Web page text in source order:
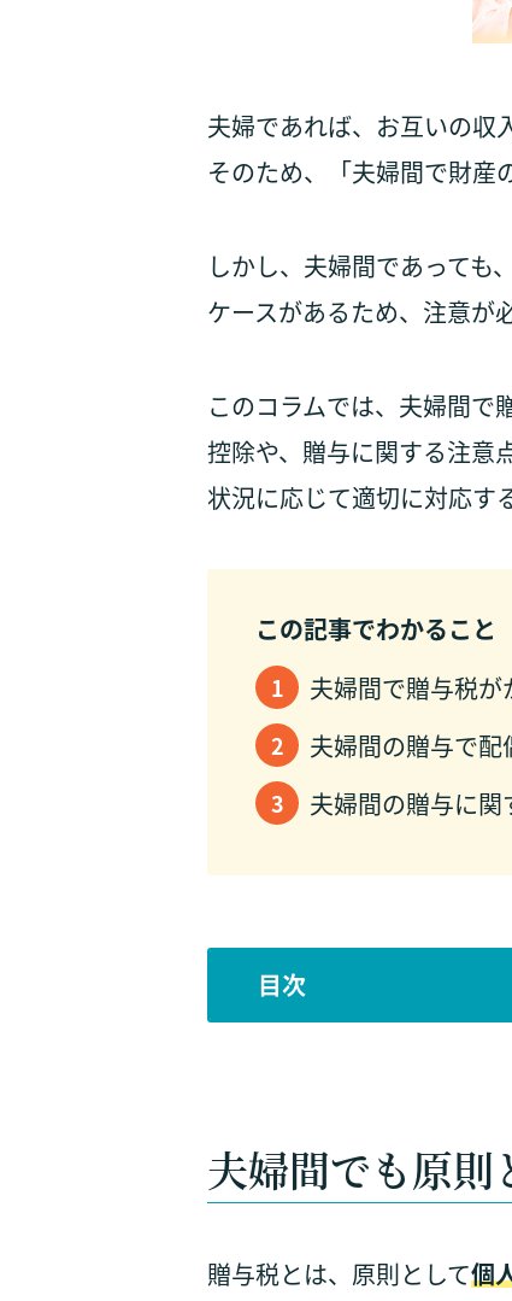
夫婦であれば、お互いの収
そのため、「夫婦間で財産
しかし、夫婦間であっても
ケースがあるため、注意が
このコラムでは、夫婦間で
控除や、贈与に関する注意
状況に応じて適切に対応す
この記事でわかること
夫婦間で贈与税
夫婦間の贈与で
夫婦間の贈与に関
目次
夫婦間でも原則
贈与税とは、原則として個